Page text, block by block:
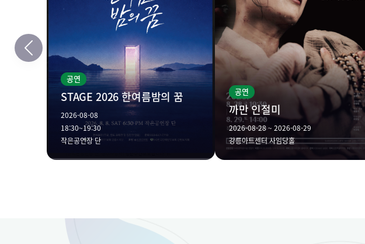
공연
STAGE 2026 한여름밤의 꿈
2026-08-08
18:30~19:30
작은공연장 단
공연
까만 인절미
2026-08-28 ~ 2026-08-29
강릉아트센터 사임당홀